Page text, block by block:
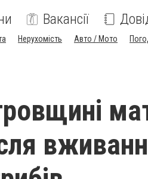
Вакансії
Нерухомість Авто / Мото